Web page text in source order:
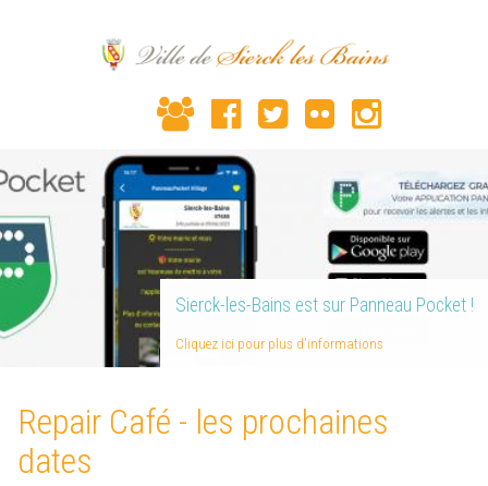
Sierck-les-Bains est sur Panneau Pocket !
Cliquez ici pour plus d'informations
Repair Café - les prochaines
dates